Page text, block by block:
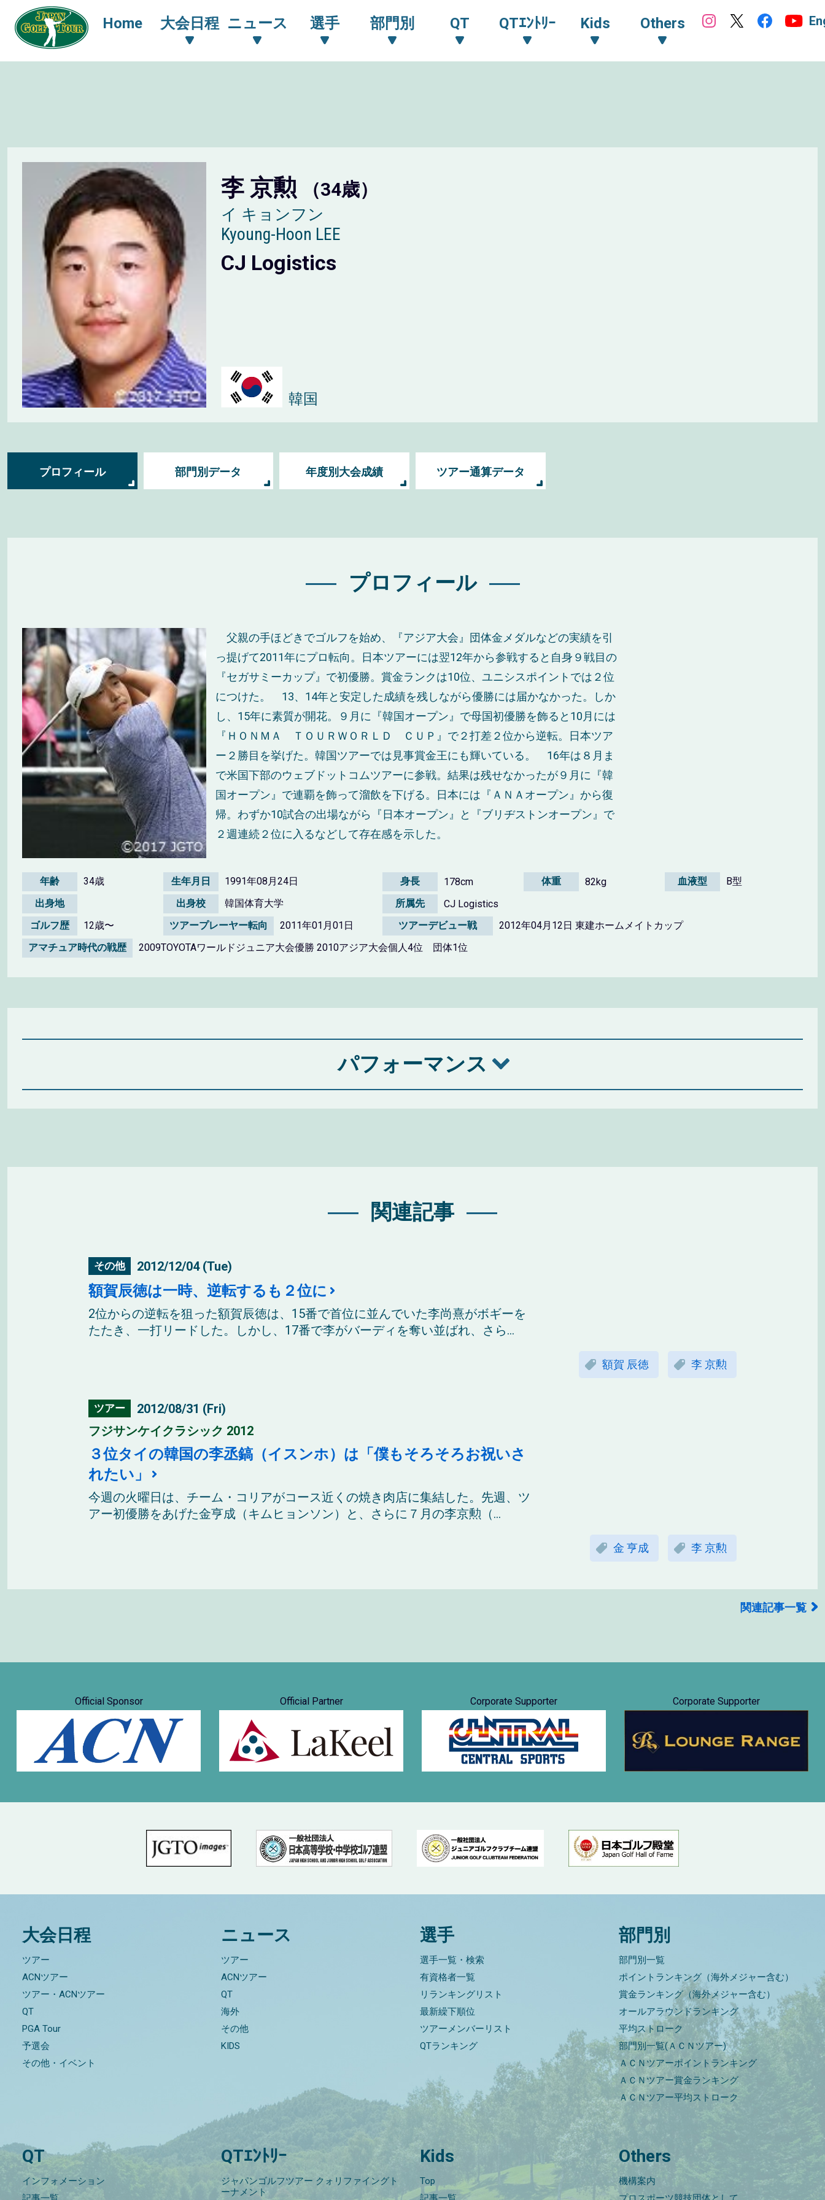
Home 大会日程 ニュース 選手 部門別 QT QTｴﾝﾄﾘｰ Kids Others
李 京勲 （34歳）
イ キョンフン
Kyoung-Hoon LEE
CJ Logistics
韓国
プロフィール 部門別データ 年度別大会成績 ツアー通算データ
プロフィール
父親の手ほどきでゴルフを始め、『アジア大会』団体金メダルなどの実績を引
っ提げて2011年にプロ転向。日本ツアーには翌12年から参戦すると自身９戦目の
『セガサミーカップ』で初優勝。賞金ランクは10位、ユニシスポイントでは２位
につけた。 13、14年と安定した成績を残しながら優勝には届かなかった。しか
し、15年に素質が開花。９月に『韓国オープン』で母国初優勝を飾ると10月には
『ＨＯＮＭＡ ＴＯＵＲＷＯＲＬＤ ＣＵＰ』で２打差２位から逆転。日本ツア
ー２勝目を挙げた。韓国ツアーでは見事賞金王にも輝いている。 16年は８月ま
で米国下部のウェブドットコムツアーに参戦。結果は残せなかったが９月に『韓
国オープン』で連覇を飾って溜飲を下げる。日本には『ＡＮＡオープン』から復
帰。わずか10試合の出場ながら『日本オープン』と『ブリヂストンオープン』で
２週連続２位に入るなどして存在感を示した。
年齢 34歳 生年月日 1991年08月24日 身長 178cm 体重 82kg 血液型
B型
出身地
出身校 韓国体育大学 所属先
CJ Logistics
ゴルフ歴
12歳〜 ツアープレーヤー転向 2011年01月01日 ツアーデビュー戦
2012年04月12日 東建ホームメイトカップ
アマチュア時代の戦歴
2009TOYOTAワールドジュニア大会優勝 2010アジア大会個人4位 団体1位
パフォーマンス
関連記事
その他 2012/12/04 (Tue)
額賀辰徳は一時、逆転するも２位に
2位からの逆転を狙った額賀辰徳は、15番で首位に並んでいた李尚熹がボギーを
たたき、一打リードした。しかし、17番で李がバーディを奪い並ばれ、さら...
額賀 辰徳 李 京勲
ツアー
2012/08/31 (Fri)
フジサンケイクラシック 2012
３位タイの韓国の李丞鎬（イスンホ）は「僕もそろそろお祝いさ
れたい」
今週の火曜日は、チーム・コリアがコース近くの焼き肉店に集結した。先週、ツ
アー初優勝をあげた金亨成（キムヒョンソン）と、さらに７月の李京勲（...
金 亨成 李 京勲
関連記事一覧
Official Sponsor Official Partner Corporate Supporter Corporate Supporter
大会日程
ツアー
ACNツアー
ツアー・ACNツアー
QT
PGA Tour
予選会
その他・イベント
ニュース
ツアー
ACNツアー
QT
海外
その他
KIDS
選手
選手一覧・検索
有資格者一覧
リランキングリスト
最新繰下順位
ツアーメンバーリスト
QTランキング
部門別
部門別一覧
ポイントランキング（海外メジャー含む）
賞金ランキング（海外メジャー含む）
オールアラウンドランキング
平均ストローク
部門別一覧(ＡＣＮツアー)
ＡＣＮツアーポイントランキング
ＡＣＮツアー賞金ランキング
ＡＣＮツアー平均ストローク
QT
インフォメーション
QTｴﾝﾄﾘｰ
ジャパンゴルフツアー クォリファイングト
ーナメント
Kids
Top
Others
機構案内